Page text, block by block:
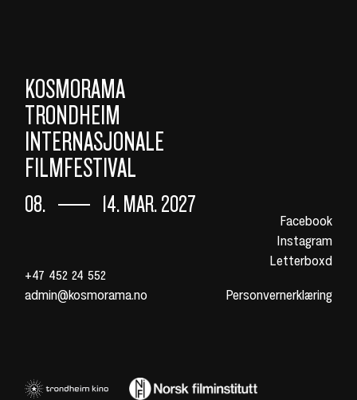
KOSMORAMA
TRONDHEIM
INTERNASJONALE
FILMFESTIVAL
08. 14. MAR. 2027
+47 452 24 552
admin@kosmorama.no
Facebook
Instagram
Letterboxd
Personvernerklæring